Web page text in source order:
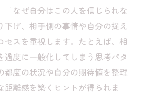
「なぜ自分はこの人を信じられな
下げ、相手側の事情や自分の捉え
セスを重視します。たとえば、相
過度に一般化してしまう思考パタ
都度の状況や自分の期待値を整理
距離感を築くヒントが得られま